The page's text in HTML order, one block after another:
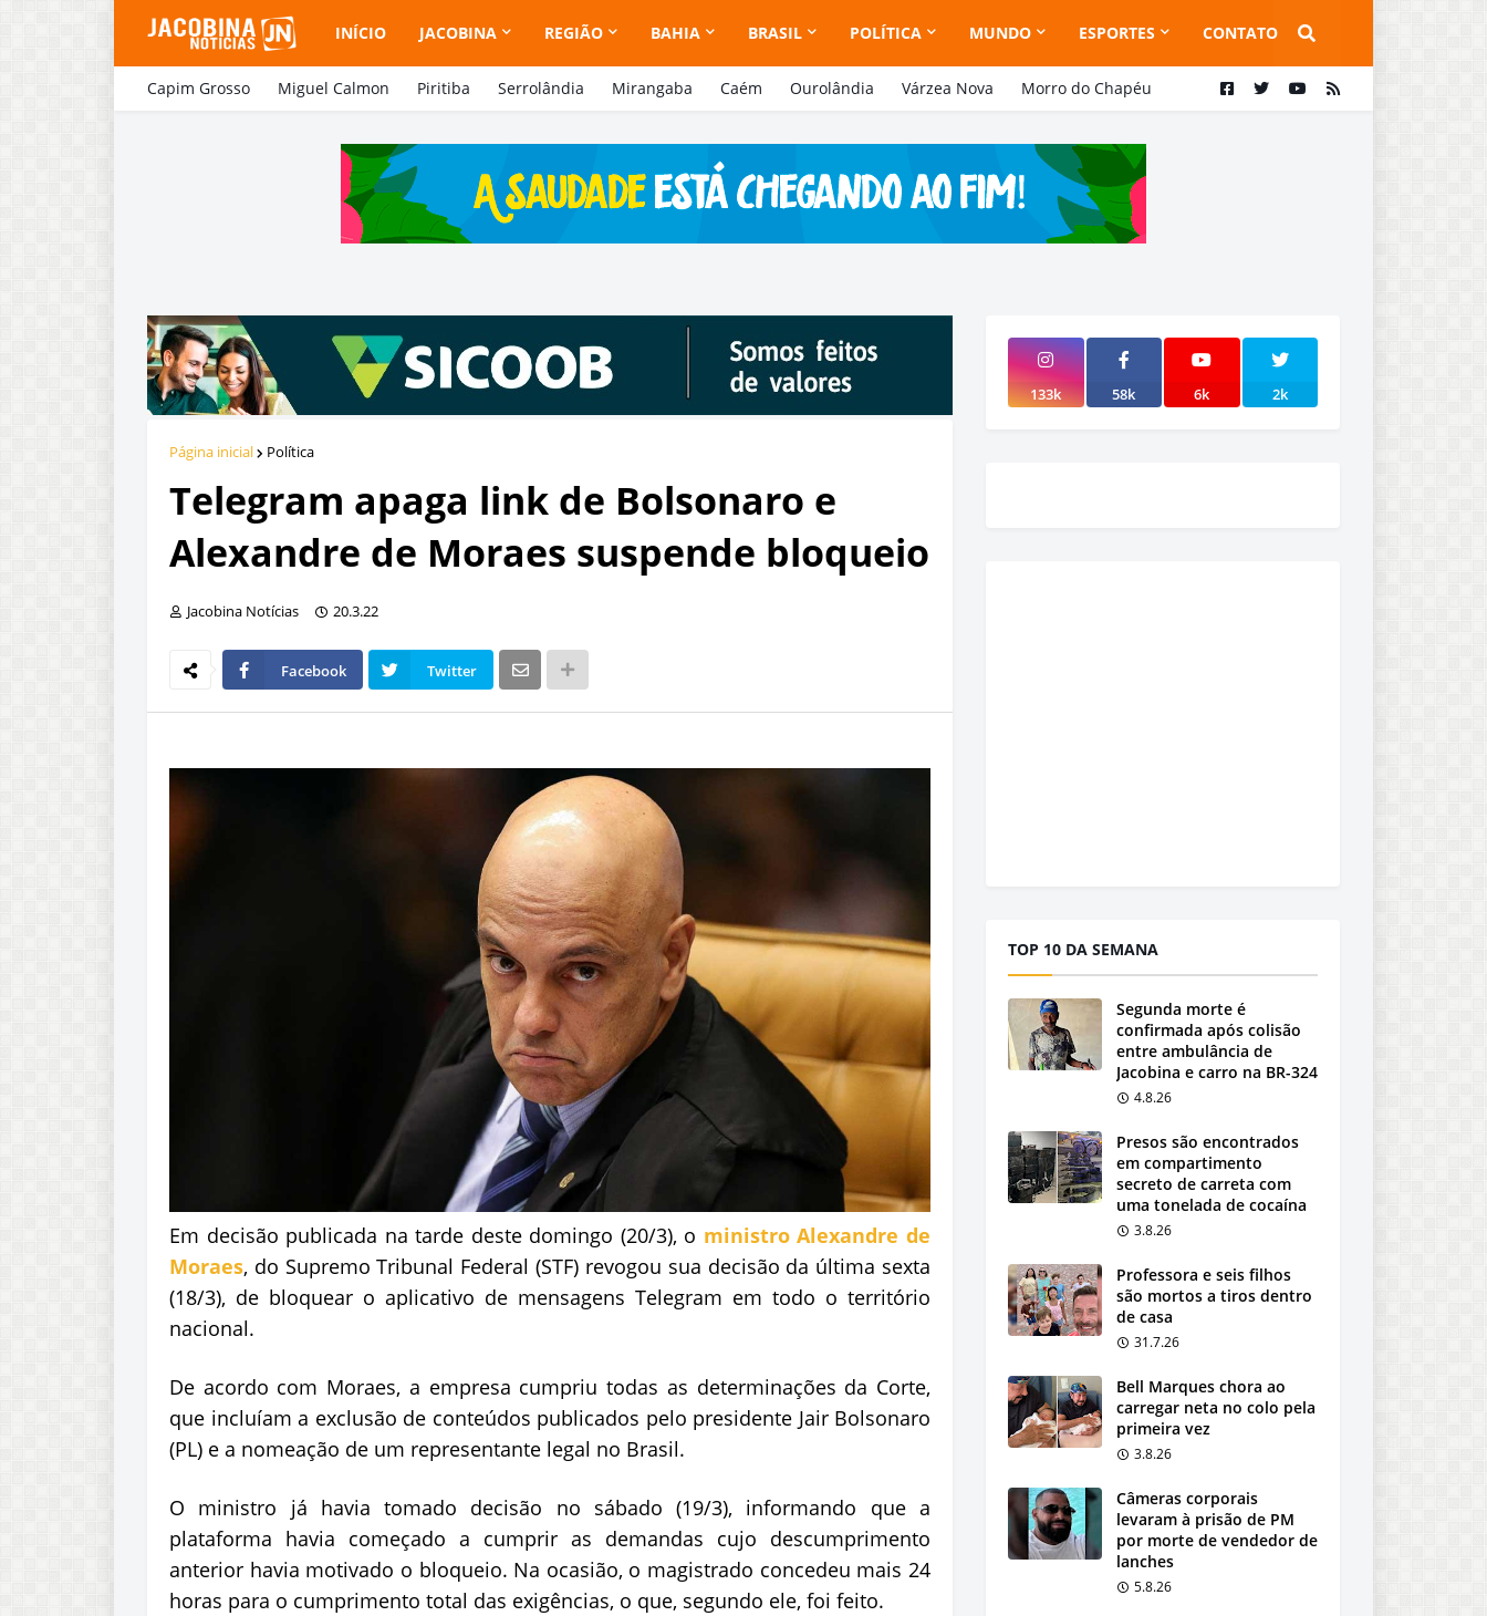
INÍCIO JACOBINA REGIÃO BAHIA BRASIL POLÍTICA MUNDO ESPORTES CONTATO
Capim Grosso Miguel Calmon Piritiba Serrolândia Mirangaba Caém Ourolândia Várzea Nova Morro do Chapéu
Página inicial Política
Telegram apaga link de Bolsonaro e
Alexandre de Moraes suspende bloqueio
Jacobina Notícias 20.3.22
Facebook Twitter
Em decisão publicada na tarde deste domingo (20/3), o ministro Alexandre de
Moraes, do Supremo Tribunal Federal (STF) revogou sua decisão da última sexta
(18/3), de bloquear o aplicativo de mensagens Telegram em todo o território
nacional.
De acordo com Moraes, a empresa cumpriu todas as determinações da Corte,
que incluíam a exclusão de conteúdos publicados pelo presidente Jair Bolsonaro
(PL) e a nomeação de um representante legal no Brasil.
O ministro já havia tomado decisão no sábado (19/3), informando que a
plataforma havia começado a cumprir as demandas cujo descumprimento
anterior havia motivado o bloqueio. Na ocasião, o magistrado concedeu mais 24
horas para o cumprimento total das exigências, o que, segundo ele, foi feito.
133k 58k 6k 2k
TOP 10 DA SEMANA
Segunda morte é
confirmada após colisão
entre ambulância de
Jacobina e carro na BR-324
4.8.26
Presos são encontrados
em compartimento
secreto de carreta com
uma tonelada de cocaína
3.8.26
Professora e seis filhos
são mortos a tiros dentro
de casa
31.7.26
Bell Marques chora ao
carregar neta no colo pela
primeira vez
3.8.26
Câmeras corporais
levaram à prisão de PM
por morte de vendedor de
lanches
5.8.26